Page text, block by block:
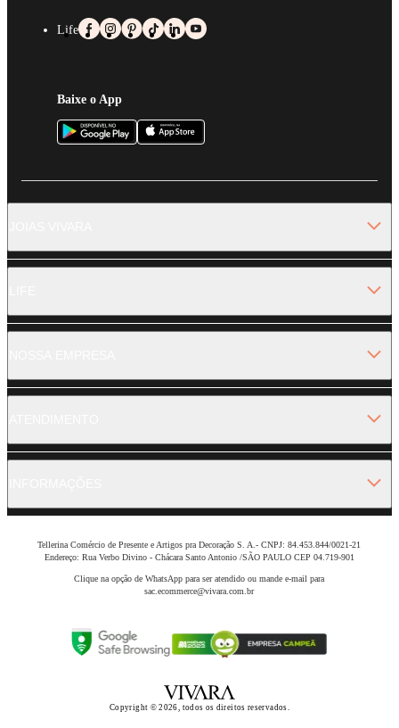
Life
Baixe o App
Tellerina Comércio de Presente e Artigos pra Decoração S. A.- CNPJ: 84.453.844/0021-21
Endereço: Rua Verbo Divino - Chácara Santo Antonio /SÃO PAULO CEP 04.719-901
Clique na opção de WhatsApp para ser atendido ou mande e-mail para
sac.ecommerce@vivara.com.br
Copyright © 2026, todos os direitos reservados.